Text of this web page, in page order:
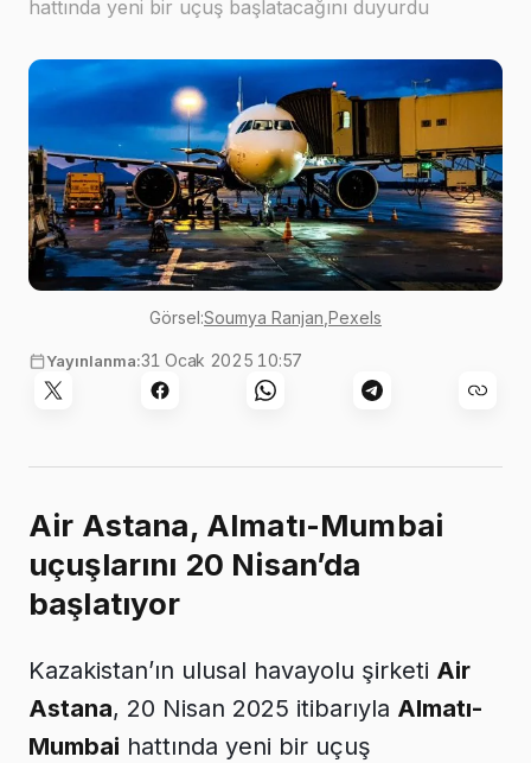
hattında yeni bir uçuş başlatacağını duyurdu
Görsel:Soumya Ranjan Pexels
Yayınlanma:31 Ocak 2025 10:57
Air Astana, Almatı-Mumbai
uçuşlarını 20 Nisan’da
başlatıyor
Kazakistan’ın ulusal havayolu şirketi Air
Astana, 20 Nisan 2025 itibarıyla Almatı-
Mumbai hattında yeni bir uçuş